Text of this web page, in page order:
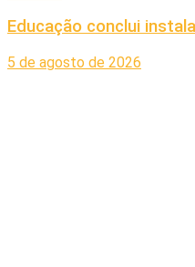
Educação conclui
5 de agosto de 2026